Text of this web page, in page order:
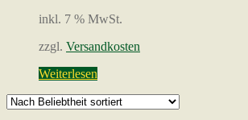
inkl. 7 % MwSt.
zzgl. Versandkosten
Weiterlesen